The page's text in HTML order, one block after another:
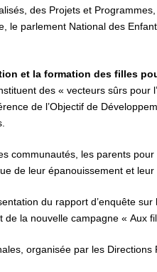
des Projets et
le parlement National des
et la formation des filles
des « vecteurs sûrs pour
de l’Objectif de
communautés, les parents
de leur épanouissement et leur
du rapport d’enquête sur
la nouvelle campagne « Aux
organisée par les